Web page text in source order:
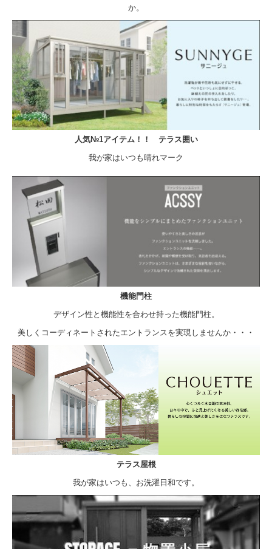
か。
人気№1アイテム！！ テラス囲い
我が家はいつも晴れマーク
機能門柱
デザイン性と機能性を合わせ持った機能門柱。
美しくコーディネートされたエントランスを実現しませんか・・・
テラス屋根
我が家はいつも、お洗濯日和です。